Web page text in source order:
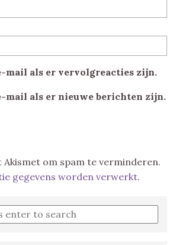
mail als er vervolgreacties zijn.
mail als er nieuwe berichten zijn.
Akismet om spam te verminderen.
gegevens worden verwerkt.